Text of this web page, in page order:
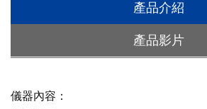
產品介紹
產品影片
儀器內容：